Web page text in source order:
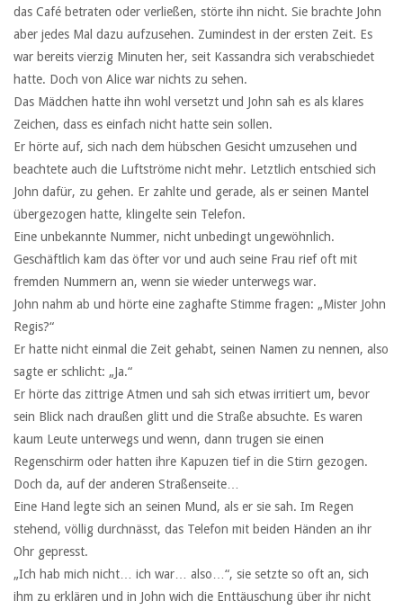
das Café betraten oder verließen, störte ihn nicht. Sie brachte John
aber jedes Mal dazu aufzusehen. Zumindest in der ersten Zeit. Es
war bereits vierzig Minuten her, seit Kassandra sich verabschiedet
hatte. Doch von Alice war nichts zu sehen.
Das Mädchen hatte ihn wohl versetzt und John sah es als klares
Zeichen, dass es einfach nicht hatte sein sollen.
Er hörte auf, sich nach dem hübschen Gesicht umzusehen und
beachtete auch die Luftströme nicht mehr. Letztlich entschied sich
John dafür, zu gehen. Er zahlte und gerade, als er seinen Mantel
übergezogen hatte, klingelte sein Telefon.
Eine unbekannte Nummer, nicht unbedingt ungewöhnlich.
Geschäftlich kam das öfter vor und auch seine Frau rief oft mit
fremden Nummern an, wenn sie wieder unterwegs war.
John nahm ab und hörte eine zaghafte Stimme fragen: „Mister John
Regis?“
Er hatte nicht einmal die Zeit gehabt, seinen Namen zu nennen, also
sagte er schlicht: „Ja.“
Er hörte das zittrige Atmen und sah sich etwas irritiert um, bevor
sein Blick nach draußen glitt und die Straße absuchte. Es waren
kaum Leute unterwegs und wenn, dann trugen sie einen
Regenschirm oder hatten ihre Kapuzen tief in die Stirn gezogen.
Doch da, auf der anderen Straßenseite…
Eine Hand legte sich an seinen Mund, als er sie sah. Im Regen
stehend, völlig durchnässt, das Telefon mit beiden Händen an ihr
Ohr gepresst.
„Ich hab mich nicht… ich war… also…“, sie setzte so oft an, sich
ihm zu erklären und in John wich die Enttäuschung über ihr nicht